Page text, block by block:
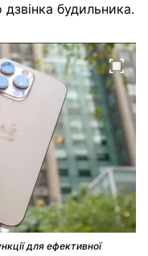
будильника.
для ефективної